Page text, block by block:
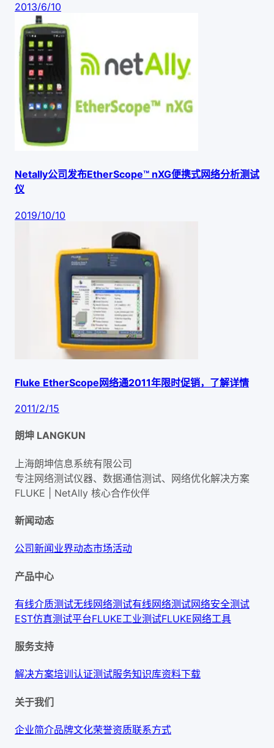
2013/6/10
Netally公司发布EtherScope™ nXG便携式网络分析测试
仪
2019/10/10
Fluke EtherScope网络通2011年限时促销，了解详情
2011/2/15
朗坤 LANGKUN
上海朗坤信息系统有限公司
专注网络测试仪器、数据通信测试、网络优化解决方案
FLUKE | NetAlly 核心合作伙伴
新闻动态
公司新闻业界动态市场活动
产品中心
有线介质测试无线网络测试有线网络测试网络安全测试
EST仿真测试平台FLUKE工业测试FLUKE网络工具
服务支持
解决方案培训认证测试服务知识库资料下载
关于我们
企业简介品牌文化荣誉资质联系方式